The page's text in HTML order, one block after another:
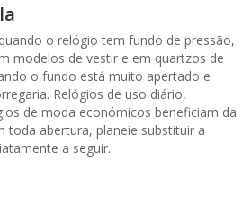
o relógio tem fundo de pressão,
modelos de vestir e em quartzos de
o fundo está muito apertado e
Relógios de uso diário,
de moda económicos beneficiam da
toda abertura, planeie substituir a
a seguir.